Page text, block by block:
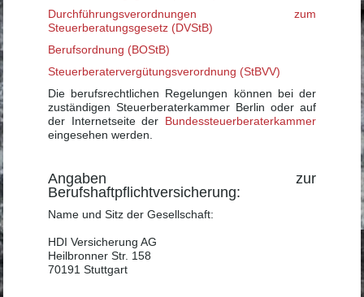
Durchführungsverordnungen zum
Steuerberatungsgesetz (DVStB)
Berufsordnung (BOStB)
Steuerberatervergütungsverordnung (StBVV)
Die berufsrechtlichen Regelungen können bei der
zuständigen Steuerberaterkammer Berlin oder auf
der Internetseite der Bundessteuerberaterkammer
eingesehen werden.
Angaben zur
Berufshaftpflichtversicherung:
Name und Sitz der Gesellschaft:
HDI Versicherung AG
Heilbronner Str. 158
70191 Stuttgart